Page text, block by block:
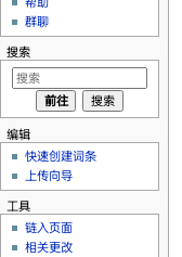
群聊
搜索
编辑
快速创建词条
上传向导
工具
链入页面
相关更改